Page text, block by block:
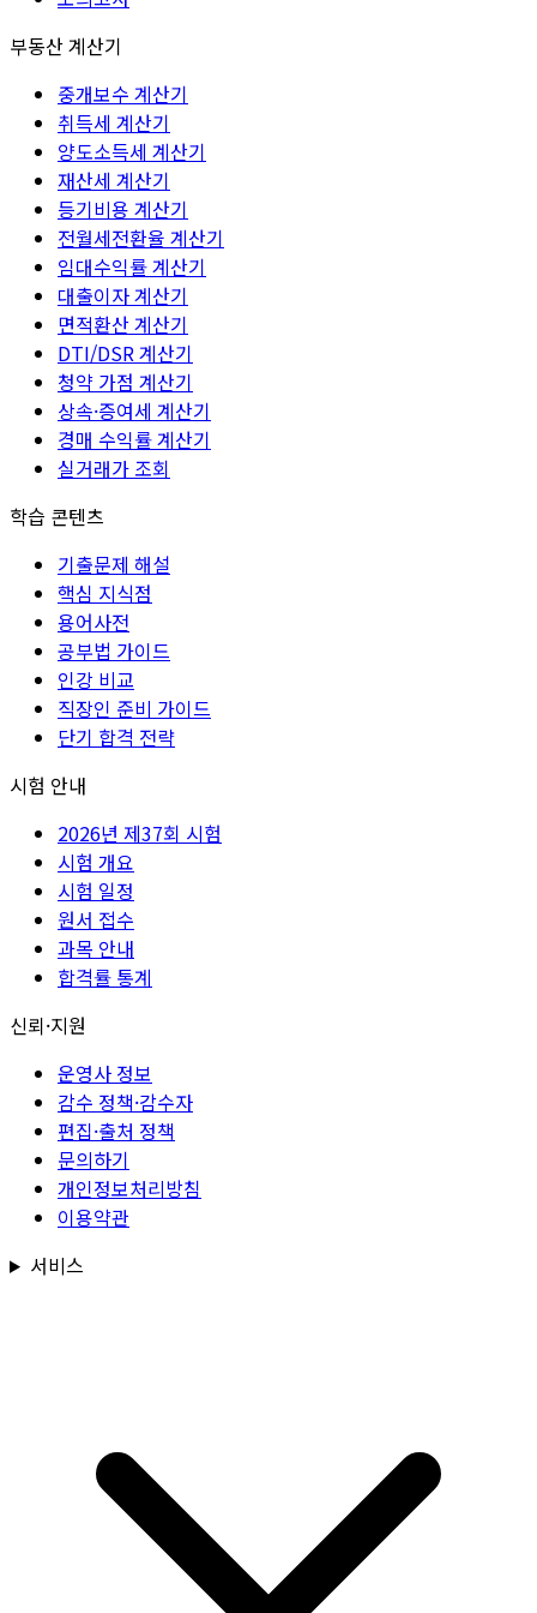
부동산 계산기
중개보수 계산기
취득세 계산기
양도소득세 계산기
재산세 계산기
등기비용 계산기
전월세전환율 계산기
임대수익률 계산기
대출이자 계산기
면적환산 계산기
DTI/DSR 계산기
청약 가점 계산기
상속·증여세 계산기
경매 수익률 계산기
실거래가 조회
학습 콘텐츠
기출문제 해설
핵심 지식점
용어사전
공부법 가이드
인강 비교
직장인 준비 가이드
단기 합격 전략
시험 안내
2026년 제37회 시험
시험 개요
시험 일정
원서 접수
과목 안내
합격률 통계
신뢰·지원
운영사 정보
감수 정책·감수자
편집·출처 정책
문의하기
개인정보처리방침
이용약관
서비스